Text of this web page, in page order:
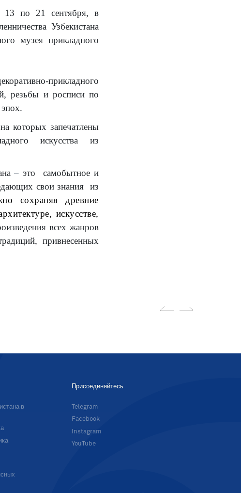
13 по 21 сентября, в
Узбекистана
музея прикладного
прикладного
резьбы и росписи по
которых запечатлены
искусства из
–это самобытное и
свои знания из
сохраняя древние
искусстве,
всех жанров
привнесенных
в
Присоединяйтесь
Telegram
Facebook
Instagram
YouTube